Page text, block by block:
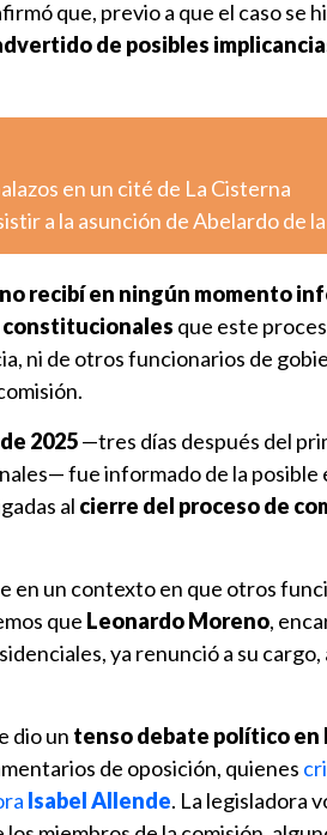
que, previo a que el caso se
de posibles
en un cité de La Cisterna
a la asunción de Abelardo de
no recibí en ningún momento
constitucionales que este
ni de otros funcionarios de
2025—tres días después del
fue informado de la posible
al cierre del proceso de
en un contexto en que otros
que Leonardo Moreno,
ya renunció a su
dio un tenso debate político en
de oposición, quienes
Isabel Allende. La legisladora